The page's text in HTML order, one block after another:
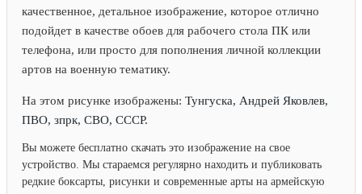
качественное, детальное изображение, которое отлично
подойдет в качестве обоев для рабочего стола ПК или
телефона, или просто для пополнения личной коллекции
артов на военную тематику.
На этом рисунке изображены: Тунгуска, Андрей Яковлев,
ПВО, зпрк, СВО, СССР.
Вы можете бесплатно скачать это изображение на свое
устройство. Мы стараемся регулярно находить и публиковать
редкие боксарты, рисунки и современные арты на армейскую